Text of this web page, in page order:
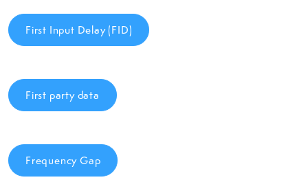
First Input Delay (FID)
First party data
Frequency Gap